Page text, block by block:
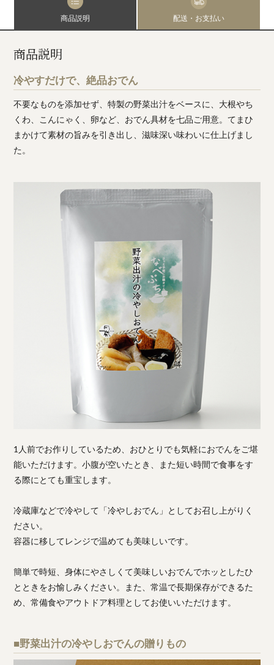
商品説明 配送・お支払い
商品説明
冷やすだけで、絶品おでん
不要なものを添加せず、特製の野菜出汁をベースに、大根やち
くわ、こんにゃく、卵など、おでん具材を七品ご用意。てまひ
まかけて素材の旨みを引き出し、滋味深い味わいに仕上げまし
た。
1人前でお作りしているため、おひとりでも気軽におでんをご堪
能いただけます。小腹が空いたとき、また短い時間で食事をす
る際にとても重宝します。
冷蔵庫などで冷やして「冷やしおでん」としてお召し上がりく
ださい。
容器に移してレンジで温めても美味しいです。
簡単で時短、身体にやさしくて美味しいおでんでホッとしたひ
とときをお愉しみください。また、常温で長期保存ができるた
め、常備食やアウトドア料理としてお使いいただけます。
■野菜出汁の冷やしおでんの贈りもの